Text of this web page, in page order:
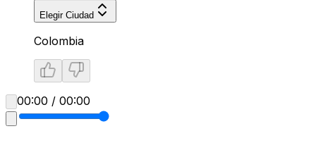
Elegir Ciudad
Colombia
00:00 / 00:00